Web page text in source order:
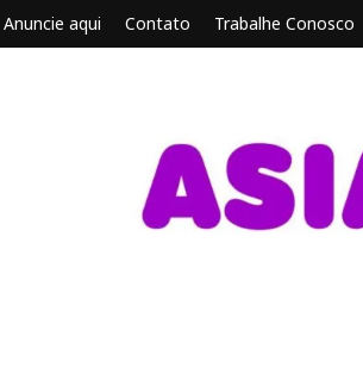
Anuncie aqui Contato Trabalhe Conosco